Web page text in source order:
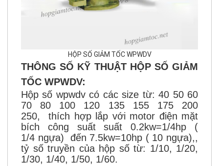
HỘP SỐ GIẢM TỐC WPWDV
THÔNG SỐ KỸ THUẬT HỘP SỐ GIẢM
TỐC WPWDV:
Hộp số wpwdv có các size từ: 40 50 60
70 80 100 120 135 155 175 200
250, thích hợp lắp với motor điện mặt
bích công suất suất 0.2kw=1/4hp (
1/4 ngựa) đến 7.5kw=10hp ( 10 ngựa),,
tỷ số truyền của hộp số từ: 1/10, 1/20,
1/30, 1/40, 1/50, 1/60.